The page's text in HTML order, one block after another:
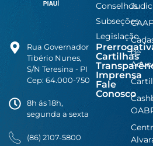
Rua Governador
Tibério Nunes,
S/N Teresina - PI
Cep: 64.000-750
8h ás 18h,
segunda a sexta
(86) 2107-5800
Conselhos
Subseções
Legislação
Cartilhas
Imprensa
Fale
Conosco
de